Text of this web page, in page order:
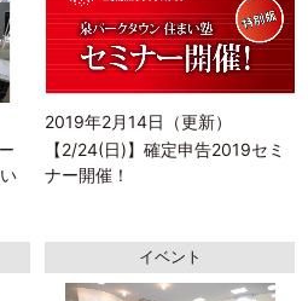
2019年2月14日（更新）
【2/24(日)】確定申告2019セミ
ナー開催！
イベント